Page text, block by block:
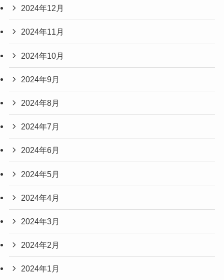
2024年12月
2024年11月
2024年10月
2024年9月
2024年8月
2024年7月
2024年6月
2024年5月
2024年4月
2024年3月
2024年2月
2024年1月